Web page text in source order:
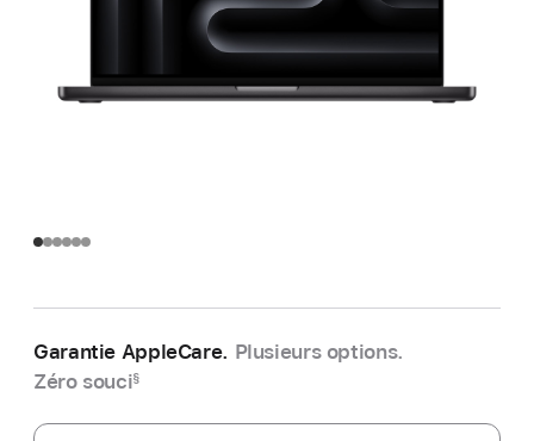
Garantie AppleCare. Plusieurs options.
Zéro souci§